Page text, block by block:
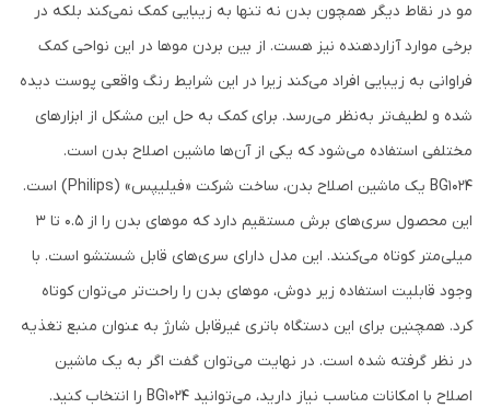
مو در نقاط دیگر همچون بدن نه تنها به زیبایی کمک نمی‌کند بلکه در
برخی موارد آزاردهنده نیز هست. از بین بردن موها در این نواحی کمک
فراوانی به زیبایی افراد می‌کند زیرا در این شرایط رنگ واقعی پوست دیده
شده و لطیف‌تر به‌نظر می‌رسد. برای کمک به حل این مشکل از ابزارهای
مختلفی استفاده می‌شود که یکی از آن‌ها ماشین اصلاح بدن است.
BG1024 یک ماشین اصلاح بدن، ساخت شرکت «فیلیپس» (Philips) است.
این محصول سری‌های برش مستقیم دارد که موهای بدن را از 0.5 تا 3
میلی‌متر کوتاه می‌کنند. این مدل دارای سری‌های قابل شستشو است. با
وجود قابلیت استفاده زیر دوش، موهای بدن را راحت‌تر می‌توان کوتاه
کرد. همچنین برای این دستگاه باتری غیرقابل شارژ به عنوان منبع تغذیه
در نظر گرفته شده است. در نهایت می‌توان گفت اگر به یک ماشین
اصلاح با امکانات مناسب نیاز دارید، می‌توانید BG1024 را انتخاب کنید.